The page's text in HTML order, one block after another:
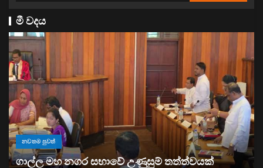
මී වදය
නවතම පුවත්
“ඉවත් වෙනු” තිබුණත්, මෙරට අයිස් මත්ද්‍රව්‍ය භාවිතය
ඉහළට